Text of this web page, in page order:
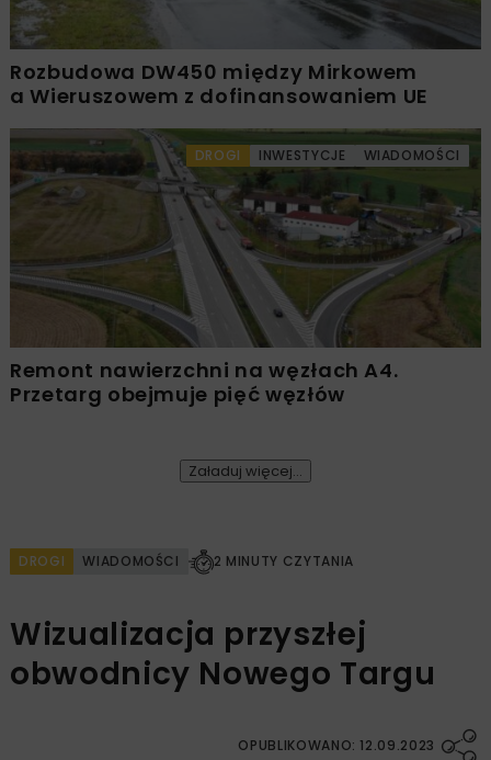
Rozbudowa DW450 między Mirkowem
a Wieruszowem z dofinansowaniem UE
DROGI INWESTYCJE WIADOMOŚCI
Remont nawierzchni na węzłach A4.
Przetarg obejmuje pięć węzłów
Załaduj więcej...
DROGI WIADOMOŚCI 2 MINUTY CZYTANIA
Wizualizacja przyszłej
obwodnicy Nowego Targu
OPUBLIKOWANO: 12.09.2023